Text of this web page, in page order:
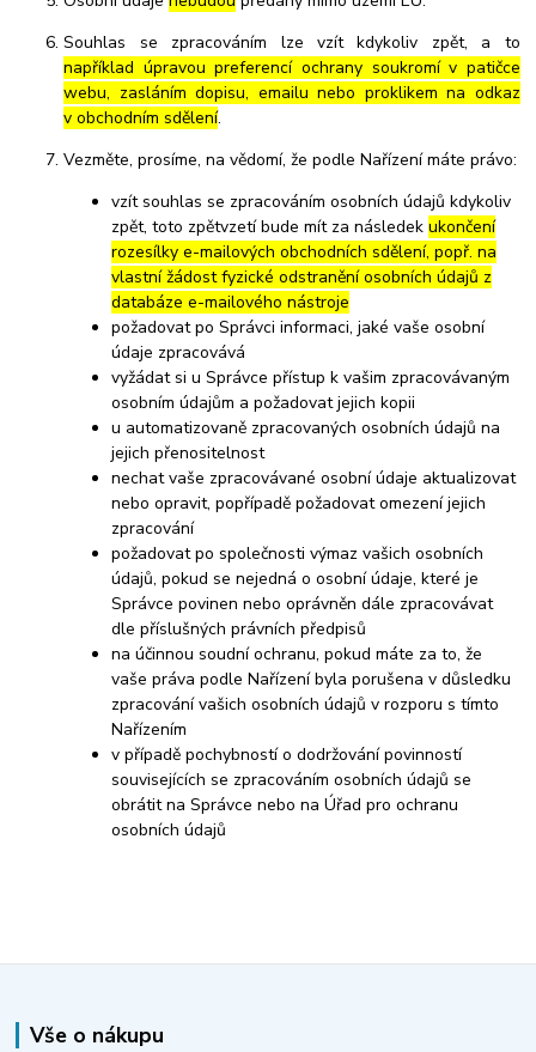
Souhlas se zpracováním lze vzít kdykoliv zpět, a to
například úpravou preferencí ochrany soukromí v patičce
webu, zasláním dopisu, emailu nebo proklikem na odkaz
v obchodním sdělení.
Vezměte, prosíme, na vědomí, že podle Nařízení máte právo:
vzít souhlas se zpracováním osobních údajů kdykoliv
zpět, toto zpětvzetí bude mít za následekukončení
rozesílky e-mailových obchodních sdělení, popř. na
vlastní žádost fyzické odstranění osobních údajů z
databáze e-mailového nástroje
požadovat po Správci informaci, jaké vaše osobní
údaje zpracovává
vyžádat si u Správce přístup k vašim zpracovávaným
osobním údajům a požadovat jejich kopii
u automatizovaně zpracovaných osobních údajů na
jejich přenositelnost
nechat vaše zpracovávané osobní údaje aktualizovat
nebo opravit, popřípadě požadovat omezení jejich
zpracování
požadovat po společnosti výmaz vašich osobních
údajů, pokud se nejedná o osobní údaje, které je
Správce povinen nebo oprávněn dále zpracovávat
dle příslušných právních předpisů
na účinnou soudní ochranu, pokud máte za to, že
vaše práva podle Nařízení byla porušena v důsledku
zpracování vašich osobních údajů v rozporu s tímto
Nařízením
v případě pochybností o dodržování povinností
souvisejících se zpracováním osobních údajů se
obrátit na Správce nebo na Úřad pro ochranu
osobních údajů
Vše o nákupu